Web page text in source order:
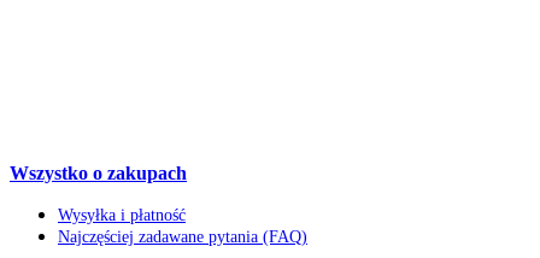
Wszystko o zakupach
Wysyłka i płatność
Najczęściej zadawane pytania (FAQ)